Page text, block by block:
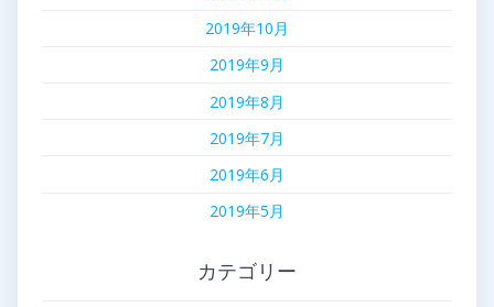
2019年10月
2019年9月
2019年8月
2019年7月
2019年6月
2019年5月
カテゴリー